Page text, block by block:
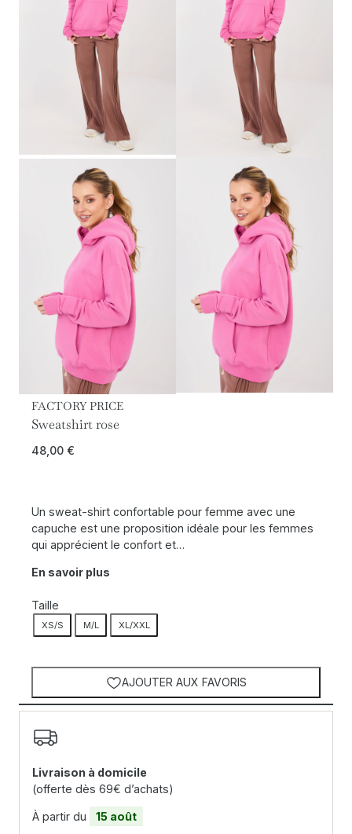
FACTORY PRICE
Sweatshirt rose
48,00 €
Un sweat-shirt confortable pour femme avec une
capuche est une proposition idéale pour les femmes
qui apprécient le confort et…
En savoir plus
Taille
XS/S M/L XL/XXL
AJOUTER AUX FAVORIS
Livraison à domicile
(offerte dès 69€ d’achats)
À partir du 15 août